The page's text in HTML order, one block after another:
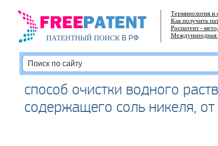
ПАТЕНТНЫЙ ПОИСКВ РФ
Терминология и
Как получить
Роспатент -
Международная
способ очистки водного
содержащего соль никеля,